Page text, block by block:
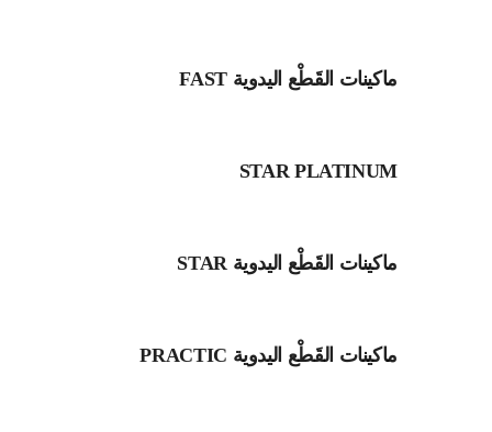
ماكينات القَطْع اليدوية FAST
STAR PLATINUM
ماكينات القَطْع اليدوية STAR
ماكينات القَطْع اليدوية PRACTIC